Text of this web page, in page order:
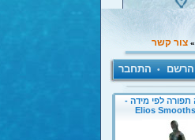
» צור קשר
הרשם • התחבר